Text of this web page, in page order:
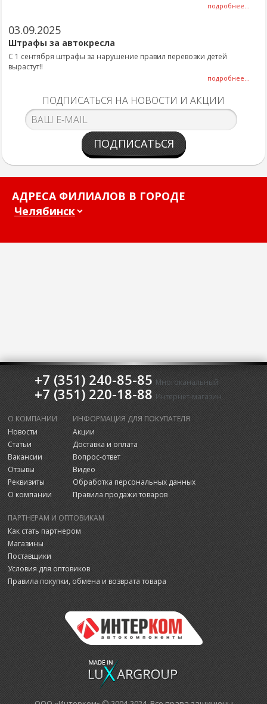
подробнее...
03.09.2025
Штрафы за автокресла
С 1 сентября штрафы за нарушение правил перевозки детей
вырастут!!
подробнее...
ПОДПИСАТЬСЯ НА НОВОСТИ И АКЦИИ
ПОДПИСАТЬСЯ
АДРЕСА ФИЛИАЛОВ В ГОРОДЕ
+7 (351) 240-85-85 Многоканальный
+7 (351) 220-18-88 Интернет-магазин
О КОМПАНИИ
Новости
Статьи
Вакансии
Отзывы
Реквизиты
О компании
ИНФОРМАЦИЯ ДЛЯ ПОКУПАТЕЛЯ
Акции
Доставка и оплата
Вопрос-ответ
Видео
Обработка персональных данных
Правила продажи товаров
ПАРТНЕРАМ И ОПТОВИКАМ
Как стать партнером
Магазины
Поставщики
Условия для оптовиков
Правила покупки, обмена и возврата товара